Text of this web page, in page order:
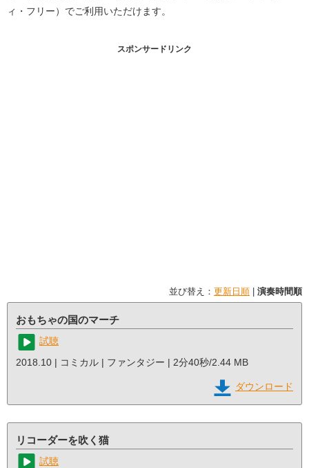
ィ・フリー）でご利用いただけます。
スポンサードリンク
並び替え： 更新日順 演奏時間順
おもちゃの国のマーチ
試聴
2018.10 | コミカル | ファンタジー | 2分40秒/2.44 MB
ダウンロード
リコーダーを吹く猫
試聴